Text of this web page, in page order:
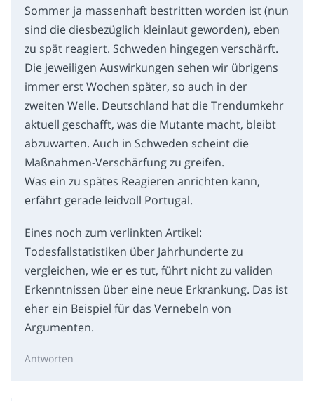
Sommer ja massenhaft bestritten worden ist (nun
sind die diesbezüglich kleinlaut geworden), eben
zu spät reagiert. Schweden hingegen verschärft.
Die jeweiligen Auswirkungen sehen wir übrigens
immer erst Wochen später, so auch in der
zweiten Welle. Deutschland hat die Trendumkehr
aktuell geschafft, was die Mutante macht, bleibt
abzuwarten. Auch in Schweden scheint die
Maßnahmen-Verschärfung zu greifen.
Was ein zu spätes Reagieren anrichten kann,
erfährt gerade leidvoll Portugal.
Eines noch zum verlinkten Artikel:
Todesfallstatistiken über Jahrhunderte zu
vergleichen, wie er es tut, führt nicht zu validen
Erkenntnissen über eine neue Erkrankung. Das ist
eher ein Beispiel für das Vernebeln von
Argumenten.
Antworten